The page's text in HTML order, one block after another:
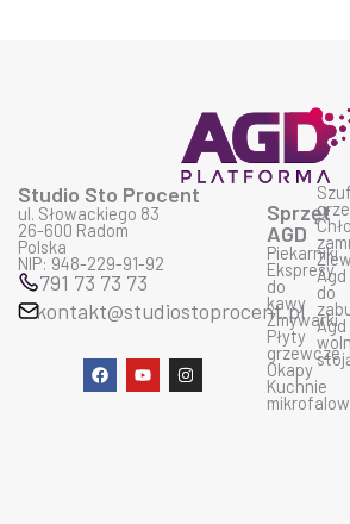
Studio Sto Procent
ul. Słowackiego 83
26-600 Radom
Polska
NIP: 948-229-91-92
791 73 73 73
kontakt@studiostoprocent.pl
F
a
c
Y
o
u
I
n
s
Sprzęt
AGD
Piekarniki
Ekspresy
do
kawy
Zmywarki
Płyty
grzewcze
Okapy
Kuchnie
Agd
do
Agd